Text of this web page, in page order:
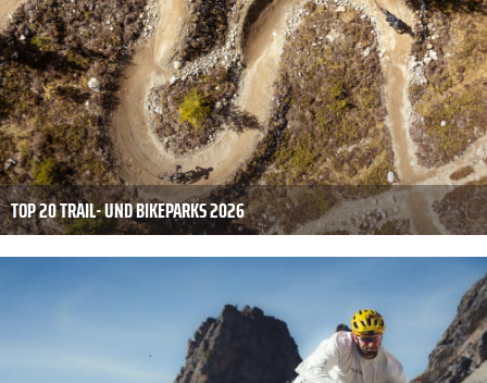
TOP 20 TRAIL- UND BIKEPARKS 2026